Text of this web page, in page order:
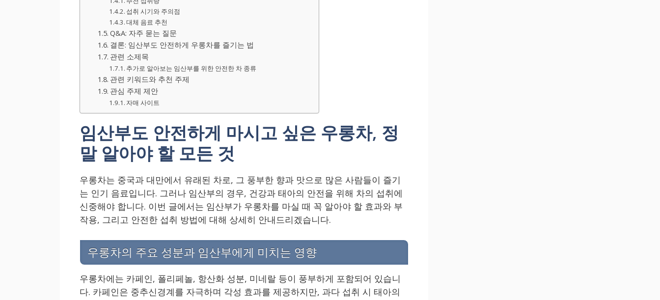
섭취 시기와 주의점
대체 음료 추천
Q&A: 자주 묻는 질문
결론: 임산부도 안전하게 우롱차를 즐기는 법
관련 소제목
추가로 알아보는 임산부를 위한 안전한 차 종류
관련 키워드와 추천 주제
관심 주제 제안
자매 사이트
임산부도 안전하게 마시고 싶은 우롱차, 정
말 알아야 할 모든 것
우롱차는 중국과 대만에서 유래된 차로, 그 풍부한 향과 맛으로 많은 사람들이 즐기
는 인기 음료입니다. 그러나 임산부의 경우, 건강과 태아의 안전을 위해 차의 섭취에
신중해야 합니다. 이번 글에서는 임산부가 우롱차를 마실 때 꼭 알아야 할 효과와 부
작용, 그리고 안전한 섭취 방법에 대해 상세히 안내드리겠습니다.
우롱차의 주요 성분과 임산부에게 미치는 영향
우롱차에는 카페인, 폴리페놀, 항산화 성분, 미네랄 등이 풍부하게 포함되어 있습니
다. 카페인은 중추신경계를 자극하며 각성 효과를 제공하지만, 과다 섭취 시 태아의